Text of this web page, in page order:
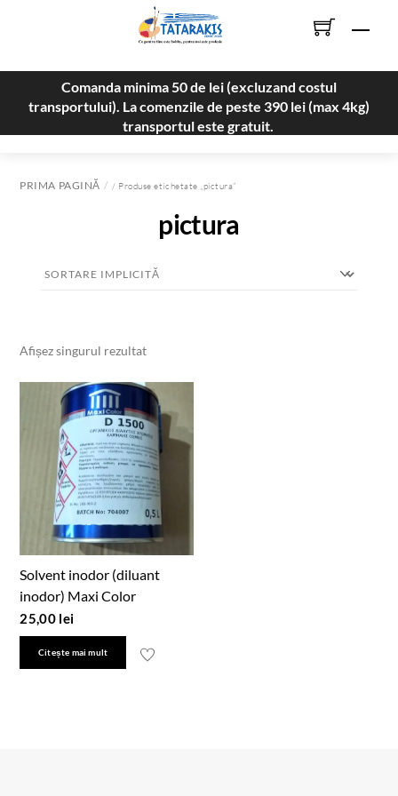
Comanda minima 50 de lei (excluzand costul
transportului). La comenzile de peste 390 lei (max 4kg)
transportul este gratuit.
PRIMA PAGINĂ / Produse etichetate „pictura”
pictura
Afișez singurul rezultat
Solvent inodor (diluant
inodor) Maxi Color
25,00 lei
Citește mai mult